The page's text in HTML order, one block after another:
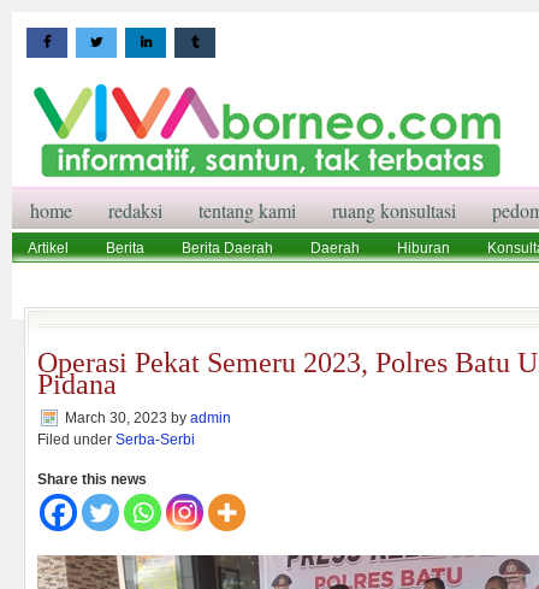
home redaksi tentang kami ruang konsultasi
Artikel Berita Berita Daerah Daerah Hiburan
Operasi Pekat Semeru 2023, Polres Batu
Pidana
March 30, 2023 by admin
Filed under Serba-Serbi
Share this news